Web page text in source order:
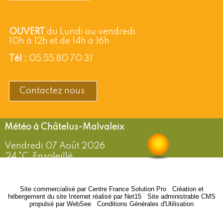
OUVERT
du Lundi au vendredi
10h à 12h et de 14h à 16h
Tél : 05 55 80 70 31
Contactez nous
Châtelus-Malvaleix
Vendredi 07 Août 2026
24 °C, Ensoleillé
Site commercialisé par Centre France Solution Pro- Création et
hébergement du site Internet réalisé par Net15- Site administrable CMS
propulsé par WebSee
Conditions Générales d'Utilisation